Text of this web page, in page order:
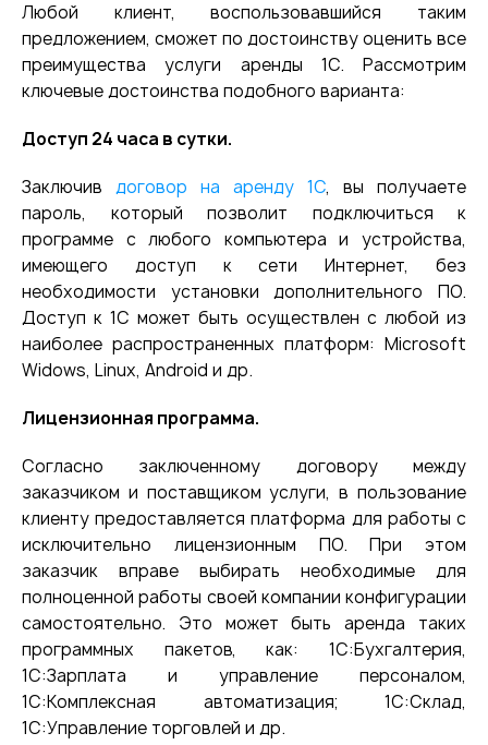
Любой клиент, воспользовавшийся таким
предложением, сможет по достоинству оценить все
преимущества услуги аренды 1С. Рассмотрим
ключевые достоинства подобного варианта:
Доступ 24 часа в сутки.
Заключив договор на аренду 1С, вы получаете
пароль, который позволит подключиться к
программе с любого компьютера и устройства,
имеющего доступ к сети Интернет, без
необходимости установки дополнительного ПО.
Доступ к 1С может быть осуществлен с любой из
наиболее распространенных платформ: Microsoft
Widows, Linux, Android и др.
Лицензионная программа.
Согласно заключенному договору между
заказчиком и поставщиком услуги, в пользование
клиенту предоставляется платформа для работы с
исключительно лицензионным ПО. При этом
заказчик вправе выбирать необходимые для
полноценной работы своей компании конфигурации
самостоятельно. Это может быть аренда таких
программных пакетов, как: 1С:Бухгалтерия,
1С:Зарплата и управление персоналом,
1С:Комплексная автоматизация; 1С:Склад,
1С:Управление торговлей и др.